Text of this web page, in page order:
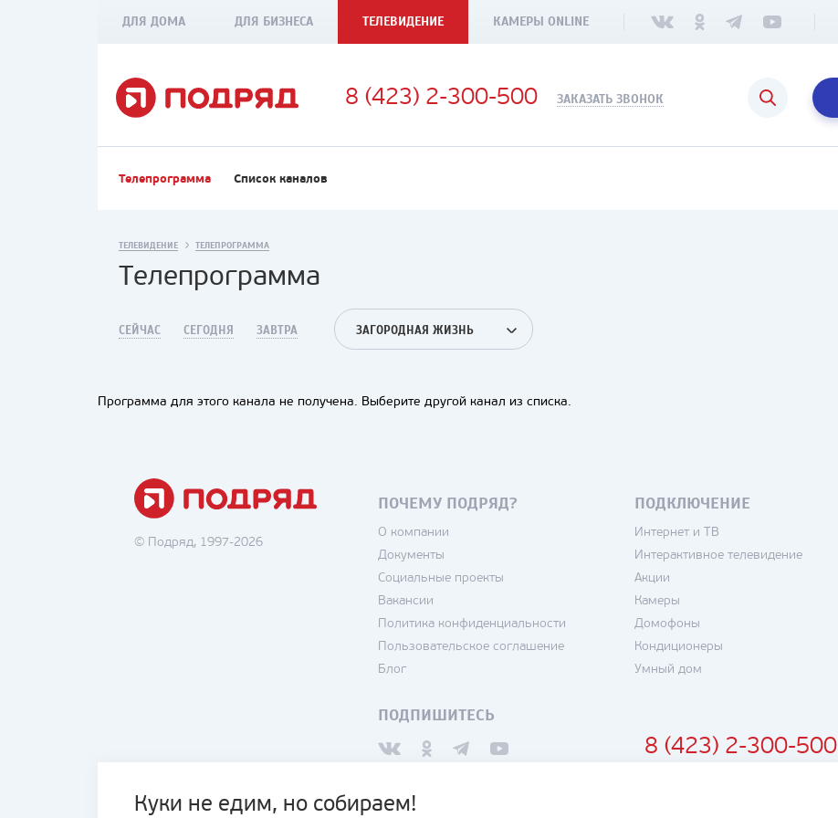
ДЛЯ ДОМА ДЛЯ БИЗНЕСА ТЕЛЕВИДЕНИЕ КАМЕРЫ ONLINE
8 (423) 2-300-500 ЗАКАЗАТЬ ЗВОНОК
Телепрограмма Список каналов
Куки не едим, но собираем!
ТЕЛЕВИДЕНИЕ ТЕЛЕПРОГРАММА
Телепрограмма
СЕЙЧАС СЕГОДНЯ ЗАВТРА ЗАГОРОДНАЯ ЖИЗНЬ
Программа для этого канала не получена. Выберите другой канал из списка.
© Подряд, 1997-2026
ПОЧЕМУ ПОДРЯД?
О компании
Документы
Социальные проекты
Вакансии
Политика конфиденциальности
Пользовательское соглашение
Блог
ПОДКЛЮЧЕНИЕ
Интернет и ТВ
Интерактивное телевидение
Акции
Камеры
Домофоны
Кондиционеры
Умный дом
ПОДПИШИТЕСЬ
8 (423) 2-300-500